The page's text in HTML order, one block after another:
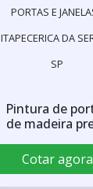
PORTAS E
ITAPECERICA DA
SP
Pintura de
de madeira
Cotar agora